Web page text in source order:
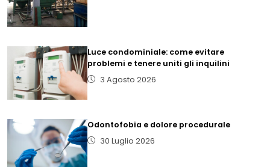
Luce condominiale: come evitare
problemi e tenere uniti gli inquilini
3 Agosto 2026
Odontofobia e dolore procedurale
30 Luglio 2026